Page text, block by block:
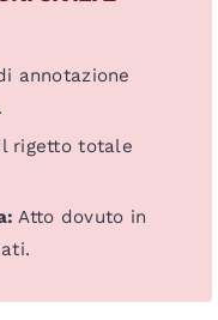
annotazione
rigetto totale
Atto dovuto in